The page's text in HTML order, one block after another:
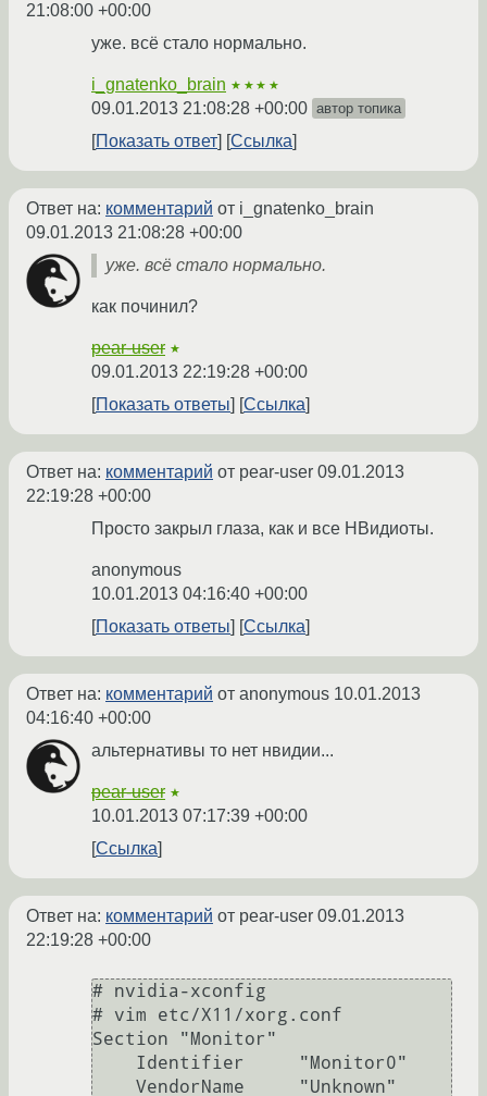
21:08:00 +00:00
уже. всё стало нормально.
i_gnatenko_brain ★★★★
09.01.2013 21:08:28 +00:00 автор топика
Показать ответ Ссылка
Ответ на: комментарий от i_gnatenko_brain
09.01.2013 21:08:28 +00:00
уже. всё стало нормально.
как починил?
pear-user ★
09.01.2013 22:19:28 +00:00
Показать ответы
Ссылка
Ответ на: комментарий от pear-user 09.01.2013
22:19:28 +00:00
Просто закрыл глаза, как и все НВидиоты.
anonymous
10.01.2013 04:16:40 +00:00
Показать ответы
Ссылка
Ответ на: комментарий от anonymous 10.01.2013
04:16:40 +00:00
альтернативы то нет нвидии...
pear-user ★
10.01.2013 07:17:39 +00:00
Ссылка
Ответ на: комментарий от pear-user 09.01.2013
22:19:28 +00:00
# nvidia-xconfig
# vim etc/X11/xorg.conf
Section "Monitor"